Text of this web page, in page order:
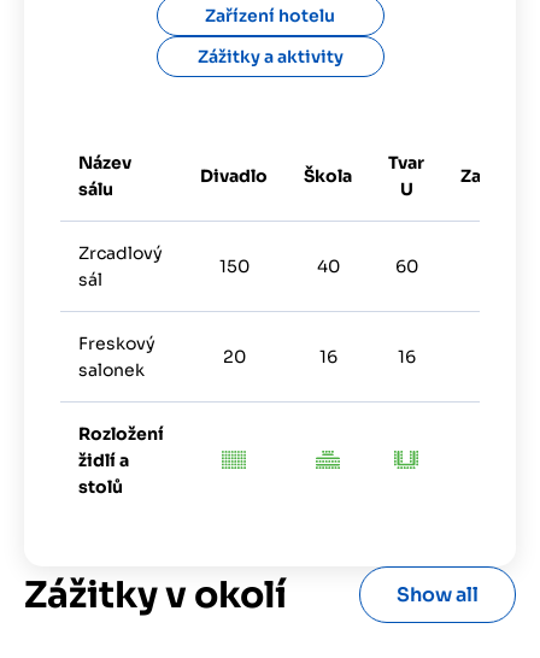
Zařízení hotelu
Zážitky a aktivity
Název
sálu
Divadlo Škola
Tvar
U
Zasedání
Zrcadlový
sál
150 40 60
Freskový
salonek
20 16 16
Rozložení
židlí a
stolů
Zážitky v okolí Show all